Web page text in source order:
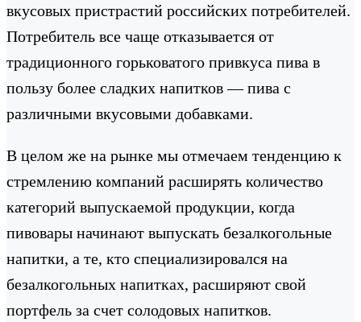
вкусовых пристрастий российских потребителей.
Потребитель все чаще отказывается от
традиционного горьковатого привкуса пива в
пользу более сладких напитков — пива с
различными вкусовыми добавками.
В целом же на рынке мы отмечаем тенденцию к
стремлению компаний расширять количество
категорий выпускаемой продукции, когда
пивовары начинают выпускать безалкогольные
напитки, а те, кто специализировался на
безалкогольных напитках, расширяют свой
портфель за счет солодовых напитков.